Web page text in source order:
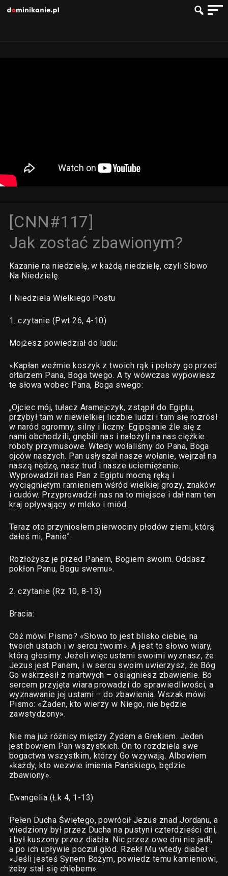
[CNN#117]
Jak zostać zbawionym?
Kazanie na niedzielę, w każdą niedzielę, czyli Słowo
Na Niedzielę.
I Niedziela Wielkiego Postu
1. czytanie (Pwt 26, 4-10)
Mojżesz powiedział do ludu:
«Kapłan weźmie koszyk z twoich rąk i położy go przed
ołtarzem Pana, Boga twego. A ty wówczas wypowiesz
te słowa wobec Pana, Boga swego:
„Ojciec mój, tułacz Aramejczyk, zstąpił do Egiptu,
przybył tam w niewielkiej liczbie ludzi i tam się rozrósł
w naród ogromny, silny i liczny. Egipcjanie źle się z
nami obchodzili, gnębili nas i nałożyli na nas ciężkie
roboty przymusowe. Wtedy wołaliśmy do Pana, Boga
ojców naszych. Pan usłyszał nasze wołanie, wejrzał na
naszą nędzę, nasz trud i nasze uciemiężenie.
Wyprowadził nas Pan z Egiptu mocną ręką i
wyciągniętym ramieniem wśród wielkiej grozy, znaków
i cudów. Przyprowadził nas na to miejsce i dał nam ten
kraj opływający w mleko i miód.
Teraz oto przyniosłem pierwociny płodów ziemi, którą
dałeś mi, Panie”.
Rozłożysz je przed Panem, Bogiem swoim. Oddasz
pokłon Panu, Bogu swemu».
2. czytanie (Rz 10, 8-13)
Bracia:
Cóż mówi Pismo? «Słowo to jest blisko ciebie, na
twoich ustach i w sercu twoim». A jest to słowo wiary,
którą głosimy. Jeżeli więc ustami swoimi wyznasz, że
Jezus jest Panem, i w sercu swoim uwierzysz, że Bóg
Go wskrzesił z martwych – osiągniesz zbawienie. Bo
sercem przyjęta wiara prowadzi do sprawiedliwości, a
wyznawanie jej ustami – do zbawienia. Wszak mówi
Pismo: «Żaden, kto wierzy w Niego, nie będzie
zawstydzony».
Nie ma już różnicy między Żydem a Grekiem. Jeden
jest bowiem Pan wszystkich. On to rozdziela swe
bogactwa wszystkim, którzy Go wzywają. Albowiem
«każdy, kto wezwie imienia Pańskiego, będzie
zbawiony».
Ewangelia (Łk 4, 1-13)
Pełen Ducha Świętego, powrócił Jezus znad Jordanu, a
wiedziony był przez Ducha na pustyni czterdzieści dni,
i był kuszony przez diabła. Nic przez owe dni nie jadł,
a po ich upływie poczuł głód. Rzekł Mu wtedy diabeł:
«Jeśli jesteś Synem Bożym, powiedz temu kamieniowi,
żeby stał się chlebem».